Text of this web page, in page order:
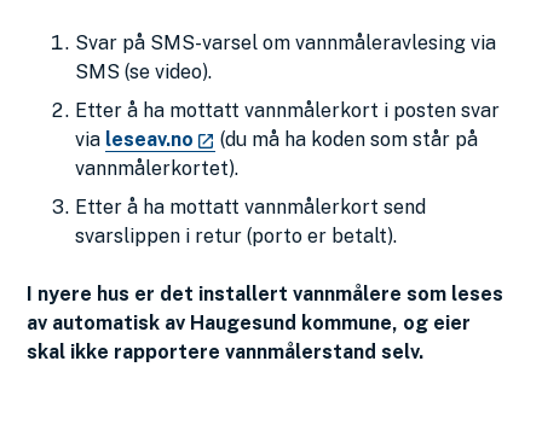
Svar på SMS-varsel om vannmåleravlesing via
SMS (se video).
Etter å ha mottatt vannmålerkort i posten svar
via leseav.no
(du må ha koden som står på
vannmålerkortet).
Etter å ha mottatt vannmålerkort send
svarslippen i retur (porto er betalt).
I nyere hus er det installert vannmålere som leses
av automatisk av Haugesund kommune, og eier
skal ikke rapportere vannmålerstand selv.